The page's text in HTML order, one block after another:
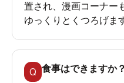
置され、漫画コーナー
ゆっくりとくつろげま
Q 食事はできますか？